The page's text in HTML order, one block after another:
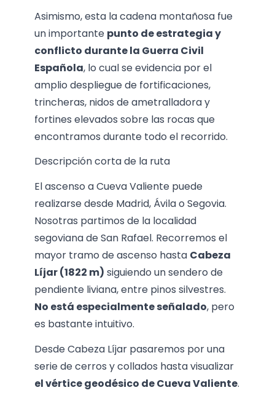
Asimismo, esta la cadena montañosa fue
un importante punto de estrategia y
conflicto durante la Guerra Civil
Española, lo cual se evidencia por el
amplio despliegue de fortificaciones,
trincheras, nidos de ametralladora y
fortines elevados sobre las rocas que
encontramos durante todo el recorrido.
Descripción corta de la ruta
El ascenso a Cueva Valiente puede
realizarse desde Madrid, Ávila o Segovia.
Nosotras partimos de la localidad
segoviana de San Rafael. Recorremos el
mayor tramo de ascenso hasta Cabeza
Líjar (1822 m) siguiendo un sendero de
pendiente liviana, entre pinos silvestres.
No está especialmente señalado, pero
es bastante intuitivo.
Desde Cabeza Líjar pasaremos por una
serie de cerros y collados hasta visualizar
el vértice geodésico de Cueva Valiente.